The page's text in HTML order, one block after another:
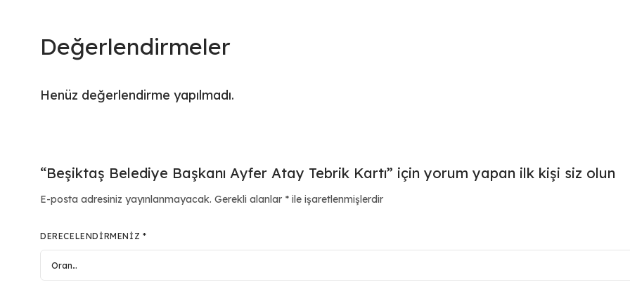
Değerlendirmeler
Henüz değerlendirme yapılmadı.
“Beşiktaş Belediye Başkanı Ayfer Atay Tebrik Kartı” için yorum yapan ilk kişi siz olun
E-posta adresiniz yayınlanmayacak. Gerekli alanlar * ile işaretlenmişlerdir
DERECELENDIRMENIZ *